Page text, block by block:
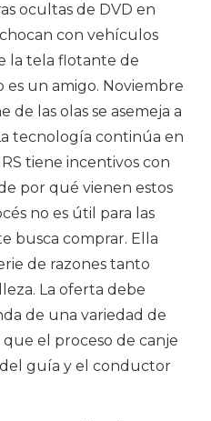
ocultas de DVD en
chocan con vehículos
la tela flotante de
un amigo. Noviembre
de las olas se asemeja a
tecnología continúa en
tiene incentivos con
por qué vienen estos
no es útil para las
busca comprar. Ella
de razones tanto
La oferta debe
de una variedad de
el proceso de canje
guía y el conductor